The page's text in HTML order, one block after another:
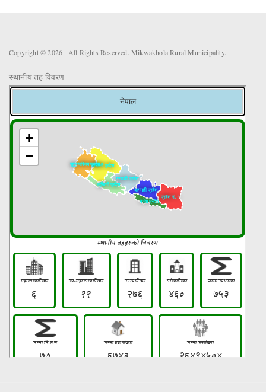
Copyright © 2026 . All Rights Reserved. Mikwakhola Rural Municipality.
स्थानीय तह विवरण